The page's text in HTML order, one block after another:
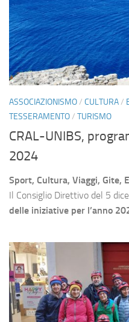
ASSOCIAZIONISMO/ CULTURA/
TESSERAMENTO/ TURISMO
CRAL-UNIBS,
2024
Sport, Cultura, Viaggi, Gite,
Il Consiglio Direttivo del 5
delle iniziative per l’anno